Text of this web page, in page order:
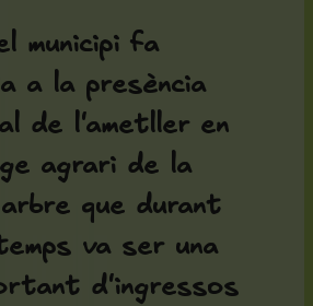
municipi fa
a la presència
de l'ametller en
agrari de la
que durant
va ser una
d'ingressos